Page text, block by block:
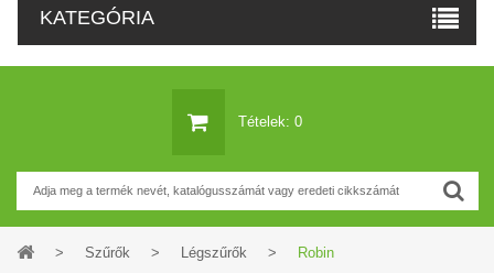
KATEGÓRIA
Tételek: 0
> Szűrők > Légszűrők > Robin